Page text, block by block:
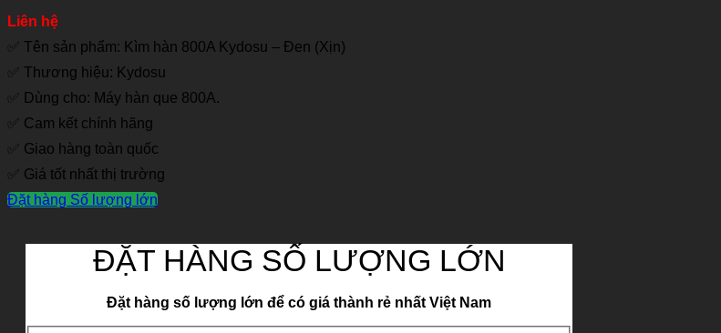
Liên hệ
✅ Tên sản phẩm: Kìm hàn 800A Kydosu – Đen (Xịn)
✅ Thương hiệu: Kydosu
✅ Dùng cho: Máy hàn que 800A.
✅ Cam kết chính hãng
✅ Giao hàng toàn quốc
✅ Giá tốt nhất thị trường
Đặt hàng Số lượng lớn
ĐẶT HÀNG SỐ LƯỢNG LỚN
Đặt hàng số lượng lớn để có giá thành rẻ nhất Việt Nam